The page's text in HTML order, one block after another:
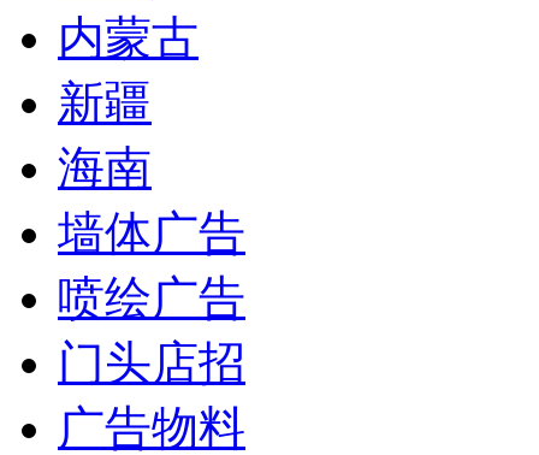
内蒙古
新疆
海南
墙体广告
喷绘广告
门头店招
广告物料